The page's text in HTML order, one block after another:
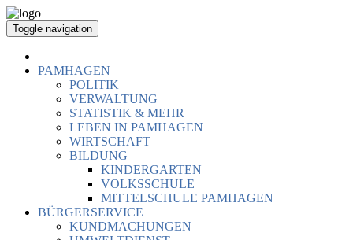
Toggle navigation
PAMHAGEN
POLITIK
VERWALTUNG
STATISTIK & MEHR
LEBEN IN PAMHAGEN
WIRTSCHAFT
BILDUNG
KINDERGARTEN
VOLKSSCHULE
MITTELSCHULE PAMHAGEN
BÜRGERSERVICE
KUNDMACHUNGEN